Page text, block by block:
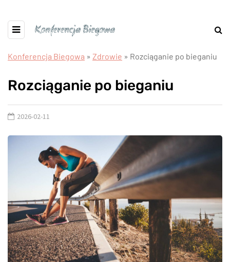
Konferencja Biegowa » Zdrowie » Rozciąganie po bieganiu
Rozciąganie po bieganiu
2026-02-11